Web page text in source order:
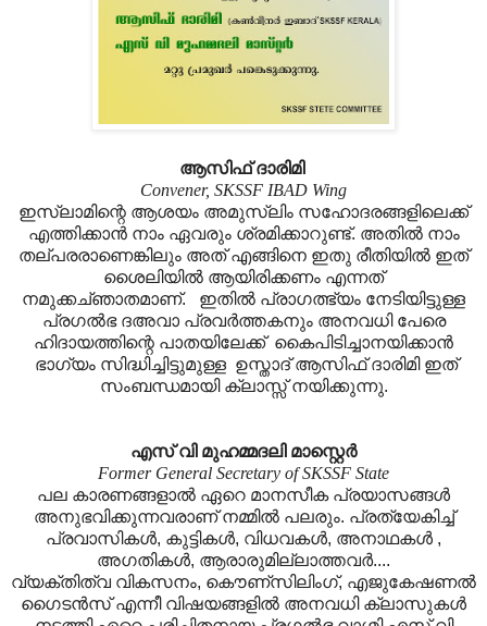
ആസിഫ് ദാരിമി
Convener, SKSSF IBAD Wing
ഇസ്ലാമിന്റെ ആശയം അമുസ്ലിം സഹോദരങ്ങളിലെക്ക്
എത്തിക്കാന്‍ നാം ഏവരും ശ്രമിക്കാറുണ്ട്. അതില്‍ നാം
തല്പരരാണെങ്കിലും അത് എങ്ങിനെ ഇതു രീതിയില്‍ ഇത്
ശൈലിയില്‍ ആയിരിക്കണം എന്നത്
നമുക്കച്ഞാതമാണ്. ഇതില്‍ പ്രാഗത്ഭ്യം നേടിയിട്ടുള്ള
പ്രഗല്‍ഭ ദഅവാ പ്രവര്‍ത്തകനും അനവധി പേരെ
ഹിദായത്തിന്റെ പാതയിലേക്ക് കൈപിടിച്ചാനയിക്കാന്‍
ഭാഗ്യം സിദ്ധിച്ചിട്ടുമുള്ള ഉസ്താദ് ആസിഫ് ദാരിമി ഇത്
സംബന്ധമായി ക്ലാസ്സ്‌ നയിക്കുന്നു.
എസ് വി മുഹമ്മദലി മാസ്റ്റെര്‍
Former General Secretary of SKSSF State
പല കാരണങ്ങളാല്‍ ഏറെ മാനസീക പ്രയാസങ്ങള്‍
അനുഭവിക്കുന്നവരാണ് നമ്മില്‍ പലരും. പ്രത്യേകിച്ച്
പ്രവാസികള്‍, കുട്ടികള്‍, വിധവകള്‍, അനാഥകള്‍ ,
അഗതികള്‍, ആരാരുമില്ലാത്തവര്‍....
വ്യക്തിത്വ വികസനം, കൌണ്സിലിംഗ്, എജുകേഷണല്‍
ഗൈടന്‍സ് എന്നീ വിഷയങ്ങളില്‍ അനവധി ക്ലാസുകള്‍